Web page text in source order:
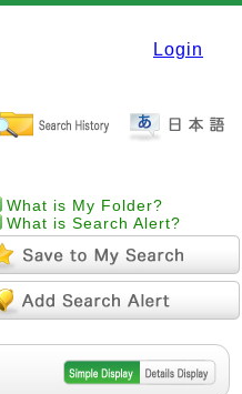
Login
What is My Folder?
What is Search Alert?